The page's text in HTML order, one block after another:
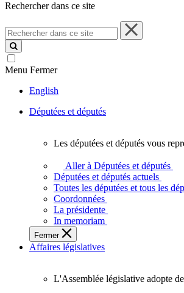
Rechercher dans ce site
Rechercher
dans
ce
site
Menu Fermer
English
Députées et députés
députées
députés
vous
représentent
sein
de
l'Assemblée
l'Ontario.
Les députées et députés vous
Aller à Députées et députés
Députées et députés actuels
Toutes les députées et tous les
Coordonnées
La présidente
In memoriam
Fermer
Affaires législatives
L'Assemblée législative adopte